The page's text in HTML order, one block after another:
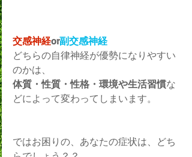
交感神経or副交感神経
どちらの自律神経が優勢になりやすい
のかは、
体質・性質・性格・環境や生活習慣な
どによって変わってしまいます。
ではお困りの、あなたの症状は、どち